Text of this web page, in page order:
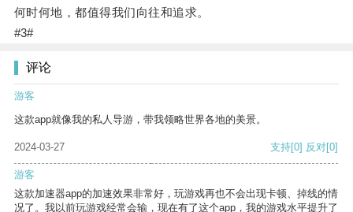
何时何地，都值得我们向往和追求。
#3#
评论
游客
这款app就像我的私人导游，带我领略世界各地的美景。
2024-03-27 支持[0] 反对[0]
游客
这款加速器app的加速效果非常好，玩游戏再也不会出现卡顿、掉线的情
况了。我以前玩游戏经常会输，现在有了这个app，我的游戏水平提升了